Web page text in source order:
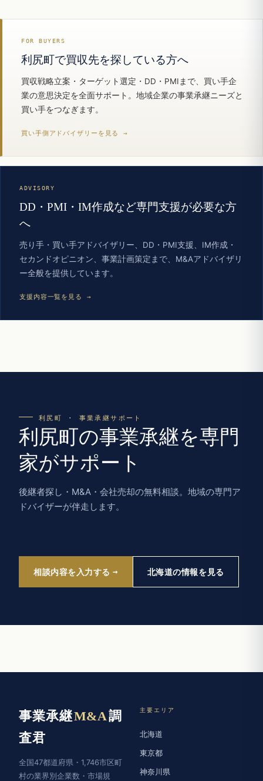
FOR BUYERS
利尻町で買収先を探している方へ
買収戦略立案・ターゲット選定・DD・PMIまで、買い手企
業の意思決定を全面サポート。地域企業の事業承継ニーズと
買い手をつなぎます。
買い手側アドバイザリーを見る →
ADVISORY
DD・PMI・IM作成など専門支援が必要な方
へ
売り手・買い手アドバイザリー、DD・PMI支援、IM作成・
セカンドオピニオン、事業計画策定まで、M&Aアドバイザリ
ー全般を提供しています。
支援内容一覧を見る →
利尻町 · 事業承継サポート
利尻町の事業承継を専門
家がサポート
後継者探し・M&A・会社売却の無料相談。地域の専門ア
ドバイザーが伴走します。
相談内容を入力する 北海道の情報を見る
事業承継M&A調
査君
全国47都道府県・1,746市区町
村の業界別企業数・市場規
主要エリア
北海道
東京都
神奈川県